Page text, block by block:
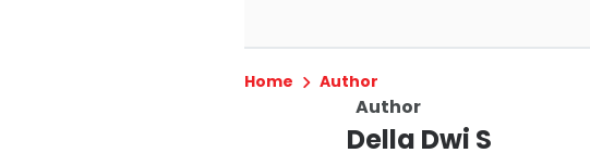
Home Author
Author
Della Dwi S